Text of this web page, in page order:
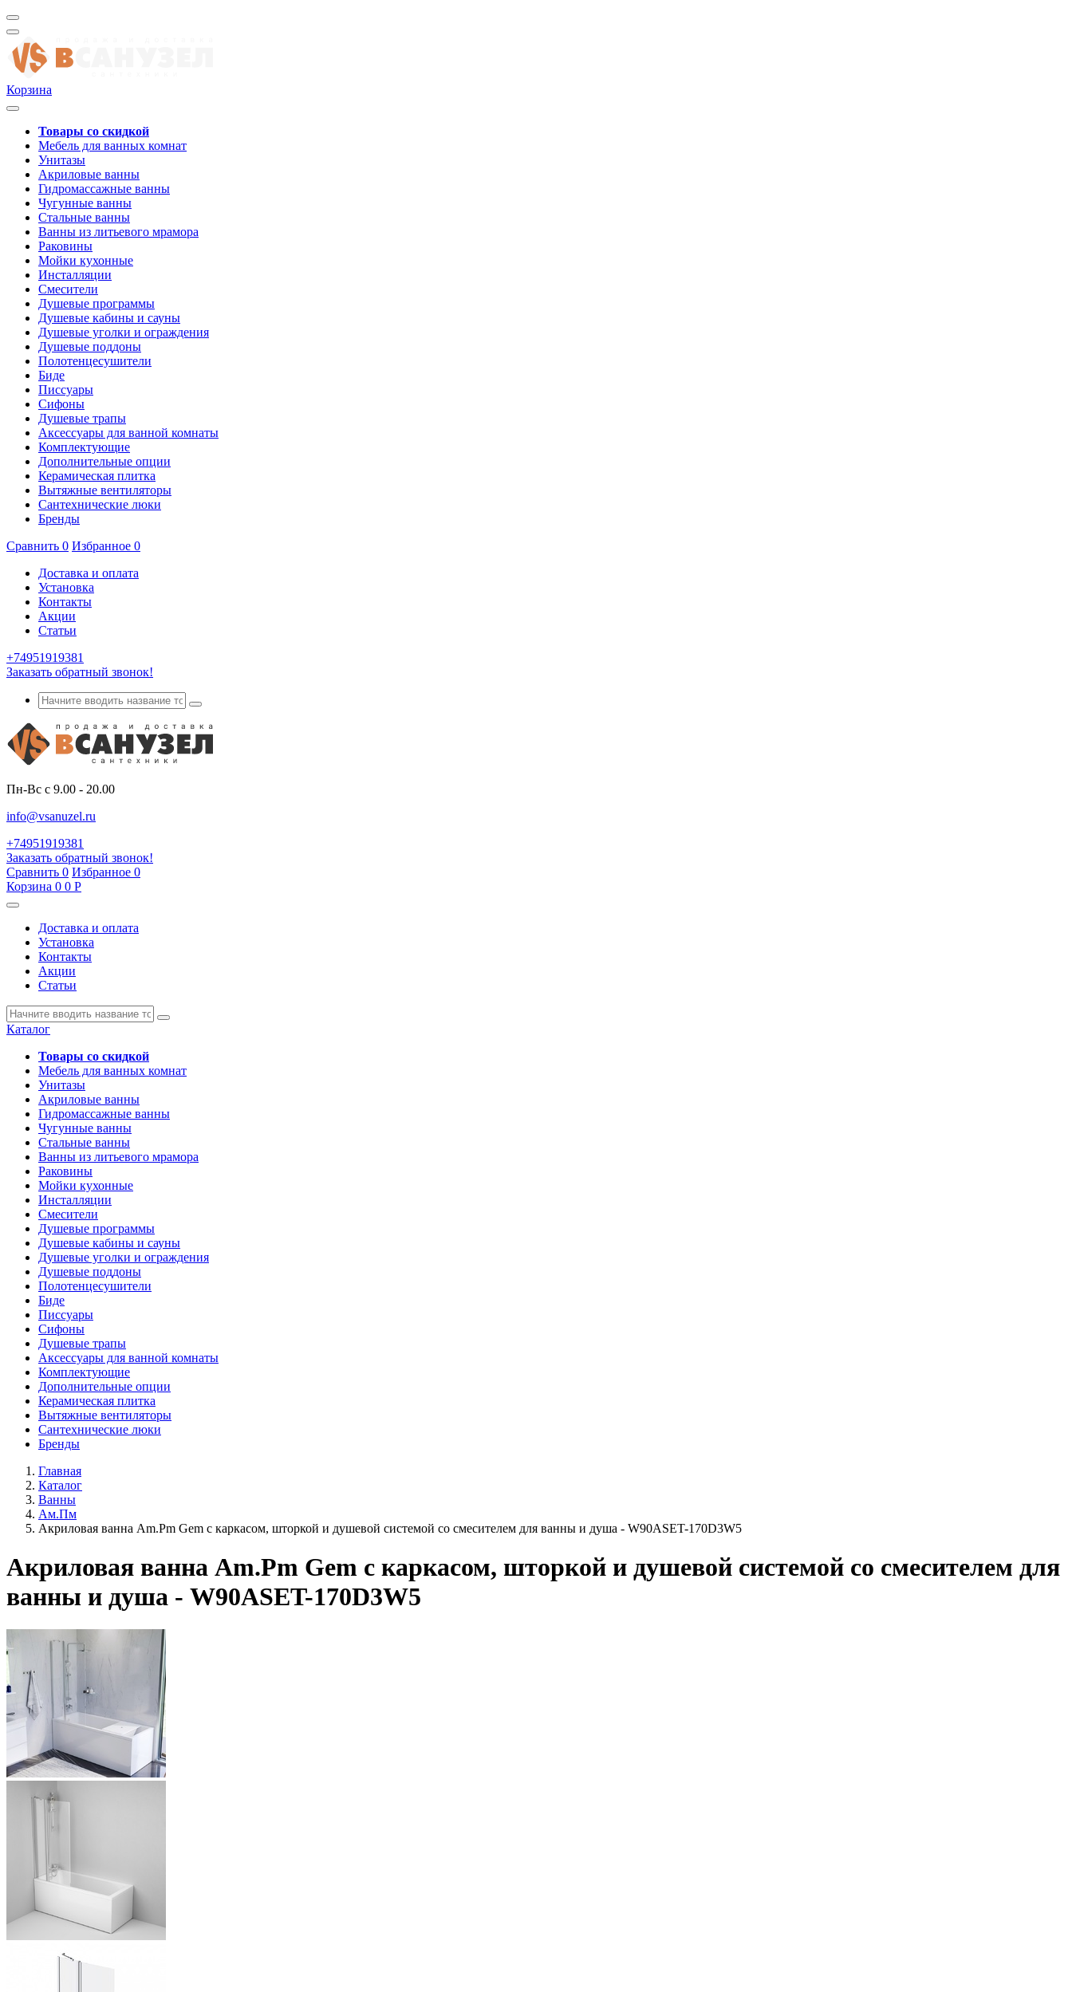
Корзина
Товары со скидкой
Мебель для ванных комнат
Унитазы
Акриловые ванны
Гидромассажные ванны
Чугунные ванны
Стальные ванны
Ванны из литьевого мрамора
Раковины
Мойки кухонные
Инсталляции
Смесители
Душевые программы
Душевые кабины и сауны
Душевые уголки и ограждения
Душевые поддоны
Полотенцесушители
Биде
Писсуары
Сифоны
Душевые трапы
Аксессуары для ванной комнаты
Комплектующие
Дополнительные опции
Керамическая плитка
Вытяжные вентиляторы
Сантехнические люки
Бренды
Сравнить 0 Избранное 0
Доставка и оплата
Установка
Контакты
Акции
Статьи
+74951919381
Заказать обратный звонок!
Пн-Вс с 9.00 - 20.00
info@vsanuzel.ru
+74951919381
Заказать обратный звонок!
Сравнить 0 Избранное 0
Корзина 0 0 Р
Доставка и оплата
Установка
Контакты
Акции
Статьи
Каталог
Товары со скидкой
Мебель для ванных комнат
Унитазы
Акриловые ванны
Гидромассажные ванны
Чугунные ванны
Стальные ванны
Ванны из литьевого мрамора
Раковины
Мойки кухонные
Инсталляции
Смесители
Душевые программы
Душевые кабины и сауны
Душевые уголки и ограждения
Душевые поддоны
Полотенцесушители
Биде
Писсуары
Сифоны
Душевые трапы
Аксессуары для ванной комнаты
Комплектующие
Дополнительные опции
Керамическая плитка
Вытяжные вентиляторы
Сантехнические люки
Бренды
Главная
Каталог
Ванны
Ам.Пм
Акриловая ванна Am.Pm Gem с каркасом, шторкой и душевой системой со смесителем для ванны и душа - W90ASET-170D3W5
Акриловая ванна Am.Pm Gem с каркасом, шторкой и душевой системой со смесителем для
ванны и душа - W90ASET-170D3W5